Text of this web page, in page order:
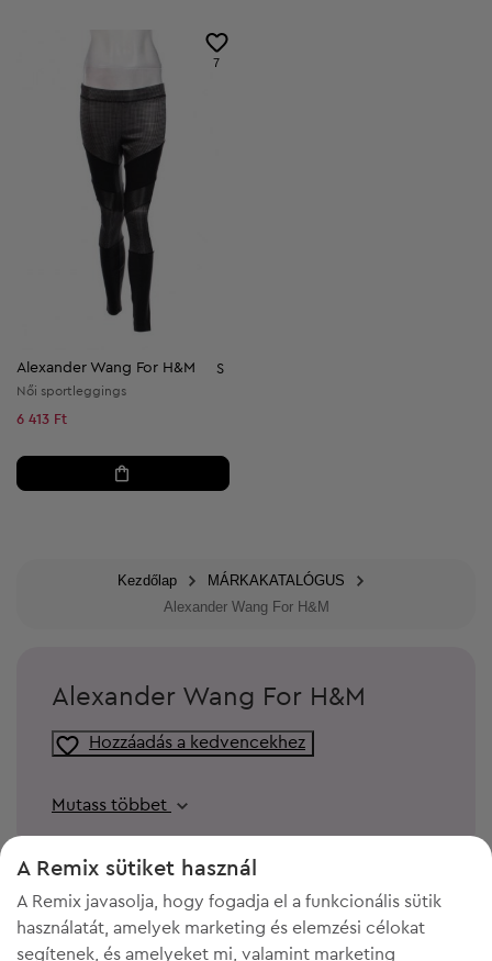
7
Alexander Wang For H&M S
Női sportleggings
6 413 Ft
Kezdőlap
MÁRKAKATALÓGUS
Alexander Wang For H&M
Alexander Wang For H&M
Hozzáadás a kedvencekhez
Mutass többet
A Remix sütiket használ
A Remix javasolja, hogy fogadja el a funkcionális sütik
használatát, amelyek marketing és elemzési célokat
segítenek, és amelyeket mi, valamint marketing